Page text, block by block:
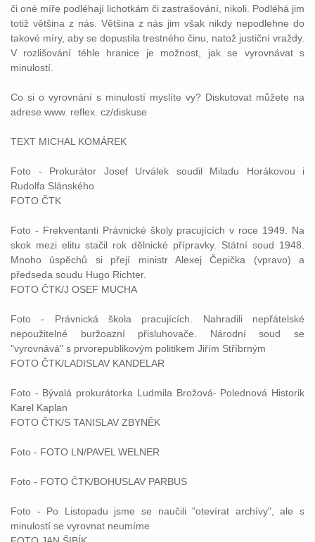
či oné míře podléhají lichotkám či zastrašování, nikoli. Podléhá jim
totiž většina z nás. Většina z nás jim však nikdy nepodlehne do
takové míry, aby se dopustila trestného činu , natož justiční vraždy.
V rozlišování téhle hranice je možnost, jak se vyrovnávat s
minulostí.
Co si o vyrovnání s minulostí myslíte vy? Diskutovat můžete na
adrese www. reflex. cz/diskuse
TEXT MICHAL KOMÁREK
Foto - Prokurátor Josef Urválek soudil Miladu Horákovou i
Rudolfa Slánského
FOTO ČTK
Foto - Frekventanti Právnické školy pracujících v roce 1949. Na
skok mezi elitu stačil rok dělnické přípravky. Státní soud 1948.
Mnoho úspěchů si přejí ministr Alexej Čepička (vpravo) a
předseda soudu Hugo Richter.
FOTO ČTK/J OSEF MUCHA
Foto - Právnická škola pracujících. Nahradili nepřátelské
nepoužitelné buržoazní přisluhovače. Národnísoud se
"vyrovnává" s prvorepublikovým politikem Jiřím Stříbrným
FOTO ČTK/LADISLAV KANDELAR
Foto - Bývalá prokurátorka Ludmila Brožová- Polednová Historik
Karel Kaplan
FOTO ČTK/S TANISLAV ZBYNĚK
Foto - FOTO LN/PAVEL WELNER
Foto - FOTO ČTK/BOHUSLAV PARBUS
Foto - Po Listopadu jsme se naučili "otevírat archívy", ale s
minulostí se vyrovnat neumíme